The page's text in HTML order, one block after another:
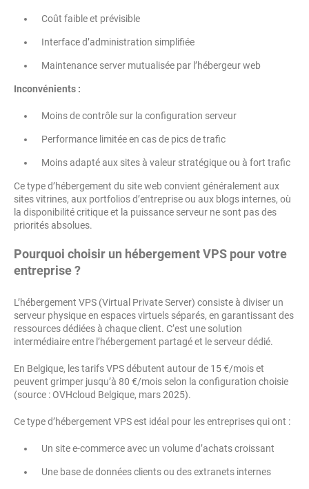
Coût faible et prévisible
Interface d’administration simplifiée
Maintenance server mutualisée par l’hébergeur web
Inconvénients :
Moins de contrôle sur la configuration serveur
Performance limitée en cas de pics de trafic
Moins adapté aux sites à valeur stratégique ou à fort trafic
Ce type d’hébergement du site web convient généralement aux
sites vitrines, aux portfolios d’entreprise ou aux blogs internes, où
la disponibilité critique et la puissance serveur ne sont pas des
priorités absolues.
Pourquoi choisir un hébergement VPS pour votre
entreprise ?
L’hébergement VPS (Virtual Private Server) consiste à diviser un
serveur physique en espaces virtuels séparés, en garantissant des
ressources dédiées à chaque client. C’est une solution
intermédiaire entre l’hébergement partagé et le serveur dédié.
En Belgique, les tarifs VPS débutent autour de 15 €/mois et
peuvent grimper jusqu’à 80 €/mois selon la configuration choisie
(source : OVHcloud Belgique, mars 2025).
Ce type d’hébergement VPS est idéal pour les entreprises qui ont :
Un site e-commerce avec un volume d’achats croissant
Une base de données clients ou des extranets internes